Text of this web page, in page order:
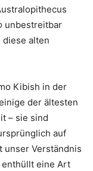
unbestreitbar
alten
Kibish in der
der ältesten
– sie sind
auf
unser Verständnis
enthüllt eine Art